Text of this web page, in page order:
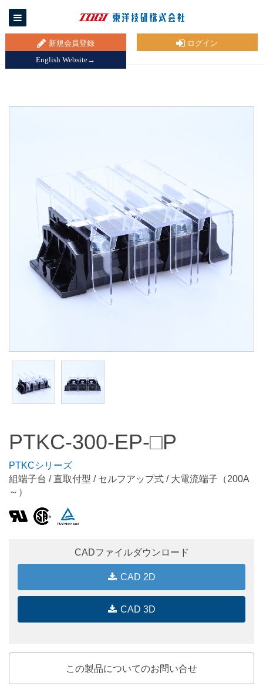
新規会員登録
ログイン
English Website→
PTKC-300-EP-□P
PTKCシリーズ
組端子台 / 直取付型 / セルフアップ式 / 大電流端子（200A
～）
CADファイルダウンロード
CAD 2D
CAD 3D
この製品についてのお問い合せ